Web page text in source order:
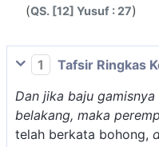
(QS. [12] Yusuf : 27)
1
Tafsir Ringkas
Dan jika baju gamisnya
belakang, maka
telah berkata bohong,